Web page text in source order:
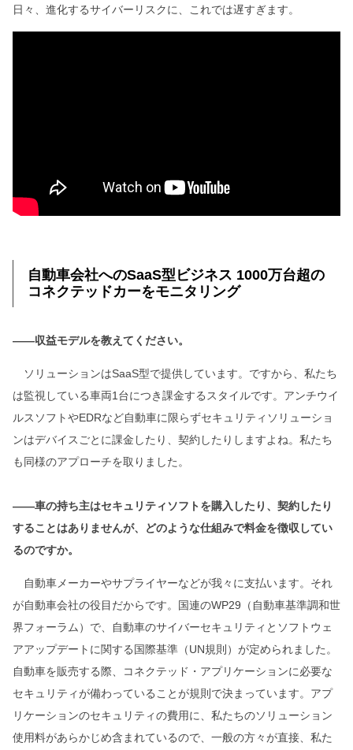
日々、進化するサイバーリスクに、これでは遅すぎます。
自動車会社へのSaaS型ビジネス 1000万台超の
コネクテッドカーをモニタリング
――収益モデルを教えてください。
ソリューションはSaaS型で提供しています。ですから、私たち
は監視している車両1台につき課金するスタイルです。アンチウイ
ルスソフトやEDRなど自動車に限らずセキュリティソリューショ
ンはデバイスごとに課金したり、契約したりしますよね。私たち
も同様のアプローチを取りました。
――車の持ち主はセキュリティソフトを購入したり、契約したり
することはありませんが、どのような仕組みで料金を徴収してい
るのですか。
自動車メーカーやサプライヤーなどが我々に支払います。それ
が自動車会社の役目だからです。国連のWP29（自動車基準調和世
界フォーラム）で、自動車のサイバーセキュリティとソフトウェ
アアップデートに関する国際基準（UN規則）が定められました。
自動車を販売する際、コネクテッド・アプリケーションに必要な
セキュリティが備わっていることが規則で決まっています。アプ
リケーションのセキュリティの費用に、私たちのソリューション
使用料があらかじめ含まれているので、一般の方々が直接、私た